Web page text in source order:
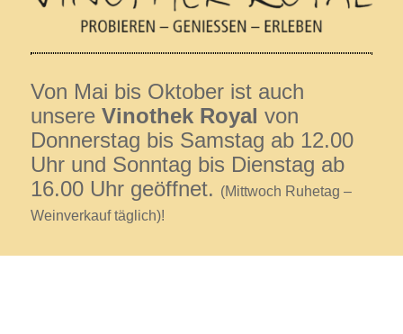
Von Mai bis Oktober ist auch
unsere Vinothek Royal von
Donnerstag bis Samstag ab 12.00
Uhr und Sonntag bis Dienstag ab
16.00 Uhr geöffnet. (Mittwoch Ruhetag –
Weinverkauf täglich)!